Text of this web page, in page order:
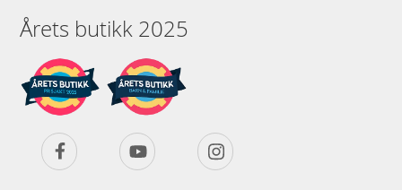
Årets butikk 2025